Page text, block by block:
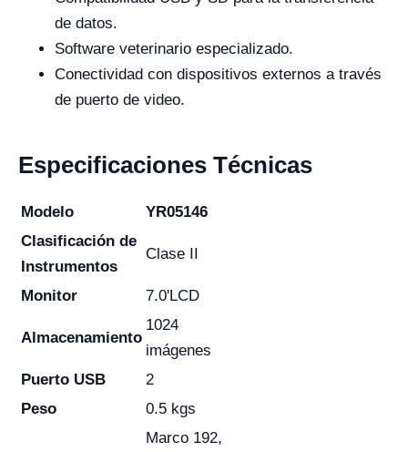
de datos.
Software veterinario especializado.
Conectividad con dispositivos externos a través
de puerto de video.
Especificaciones Técnicas
Modelo
YR05146
Clasificación de
Instrumentos
Clase II
Monitor 7.0'LCD
Almacenamiento
1024
imágenes
Puerto USB
2
Peso
0.5 kgs
Marco 192,